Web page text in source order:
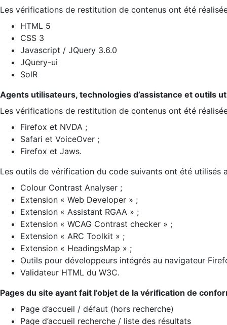
Les vérifications de restitution de contenus ont été
HTML 5
CSS 3
Javascript / JQuery 3.6.0
JQuery-ui
SolR
Agents utilisateurs, technologies d’assistance et outils
Les vérifications de restitution de contenus ont été
Firefox et NVDA ;
Safari et VoiceOver ;
Firefox et Jaws.
Les outils de vérification du code suivants ont été utilisés
Colour Contrast Analyser ;
Extension « Web Developer » ;
Extension « Assistant RGAA » ;
Extension « WCAG Contrast checker » ;
Extension « ARC Toolkit » ;
Extension « HeadingsMap » ;
Outils pour développeurs intégrés au navigateur
Validateur HTML du W3C.
Pages du site ayant fait l’objet de la vérification de
Page d’accueil / défaut (hors recherche)
Page d’accueil recherche / liste des résultats